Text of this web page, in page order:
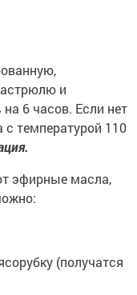
и
6 часов. Если нет
с температурой 110
эфирные масла,
(получатся